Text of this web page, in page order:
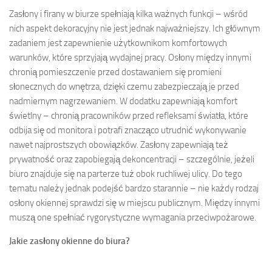
Zasłony i firany w biurze spełniają kilka ważnych funkcji – wśród
nich aspekt dekoracyjny nie jest jednak najważniejszy. Ich głównym
zadaniem jest zapewnienie użytkownikom komfortowych
warunków, które sprzyjają wydajnej pracy. Osłony między innymi
chronią pomieszczenie przed dostawaniem się promieni
słonecznych do wnętrza, dzięki czemu zabezpieczają je przed
nadmiernym nagrzewaniem. W dodatku zapewniają komfort
świetlny – chronią pracowników przed refleksami światła, które
odbija się od monitora i potrafi znacząco utrudnić wykonywanie
nawet najprostszych obowiązków. Zasłony zapewniają też
prywatność oraz zapobiegają dekoncentracji – szczególnie, jeżeli
biuro znajduje się na parterze tuż obok ruchliwej ulicy. Do tego
tematu należy jednak podejść bardzo starannie – nie każdy rodzaj
osłony okiennej sprawdzi się w miejscu publicznym. Między innymi
muszą one spełniać rygorystyczne wymagania przeciwpożarowe.
Jakie zasłony okienne do biura?